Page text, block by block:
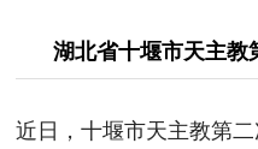
湖北省十堰市天主教
近日，十堰市天主教第